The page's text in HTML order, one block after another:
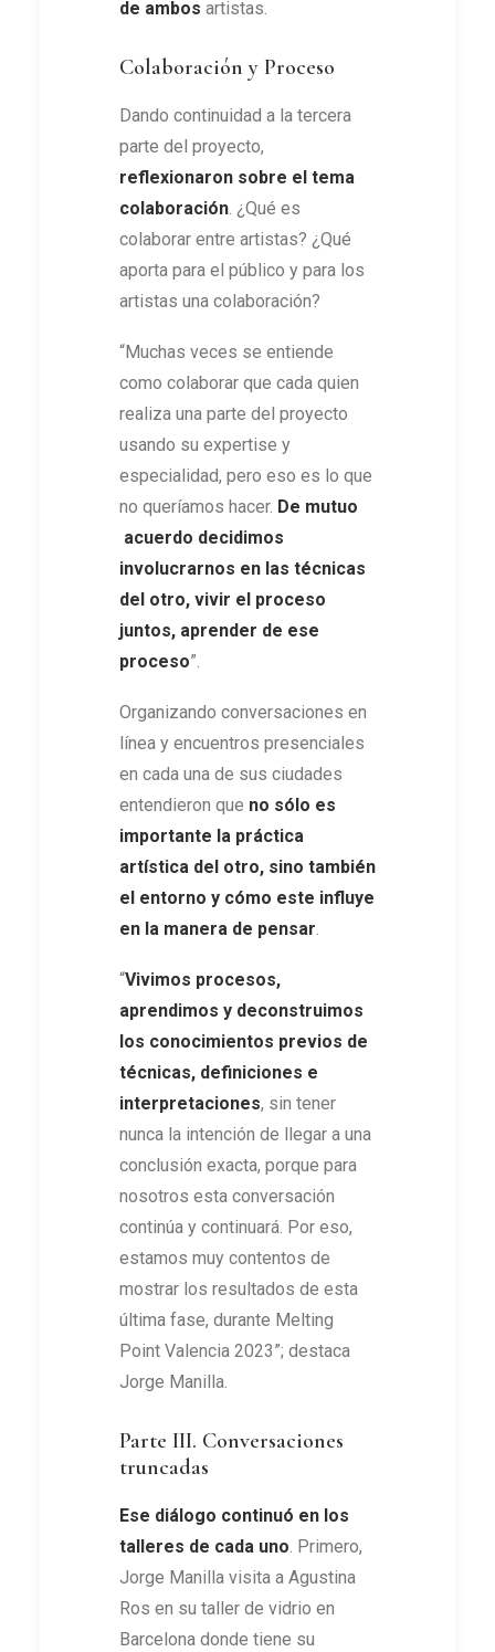
de ambos artistas.
Colaboración y Proceso
Dando continuidad a la tercera
parte del proyecto,
reflexionaron sobre el tema
colaboración. ¿Qué es
colaborar entre artistas? ¿Qué
aporta para el público y para los
artistas una colaboración?
“Muchas veces se entiende
como colaborar que cada quien
realiza una parte del proyecto
usando su expertise y
especialidad, pero eso es lo que
no queríamos hacer. De mutuo
acuerdo decidimos
involucrarnos en las técnicas
del otro, vivir el proceso
juntos, aprender de ese
proceso”.
Organizando conversaciones en
línea y encuentros presenciales
en cada una de sus ciudades
entendieron que no sólo es
importante la práctica
artística del otro, sino también
el entorno y cómo este influye
en la manera de pensar.
“Vivimos procesos,
aprendimos y deconstruimos
los conocimientos previos de
técnicas, definiciones e
interpretaciones, sin tener
nunca la intención de llegar a una
conclusión exacta, porque para
nosotros esta conversación
continúa y continuará. Por eso,
estamos muy contentos de
mostrar los resultados de esta
última fase, durante Melting
Point Valencia 2023”; destaca
Jorge Manilla.
Parte III. Conversaciones
truncadas
Ese diálogo continuó en los
talleres de cada uno. Primero,
Jorge Manilla visita a Agustina
Ros en su taller de vidrio en
Barcelona donde tiene su